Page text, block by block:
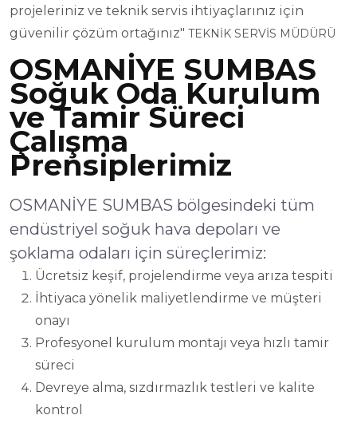
projeleriniz ve teknik servis ihtiyaçlarınız için
güvenilir çözüm ortağınız" TEKNİK SERVİS MÜDÜRÜ
OSMANİYE SUMBAS
Soğuk Oda Kurulum
ve Tamir Süreci
Çalışma
Prensiplerimiz
OSMANİYE SUMBAS bölgesindeki tüm
endüstriyel soğuk hava depoları ve
şoklama odaları için süreçlerimiz:
Ücretsiz keşif, projelendirme veya arıza tespiti
İhtiyaca yönelik maliyetlendirme ve müşteri
onayı
Profesyonel kurulum montajı veya hızlı tamir
süreci
Devreye alma, sızdırmazlık testleri ve kalite
kontrol